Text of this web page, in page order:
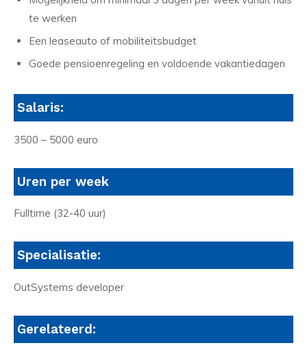
te werken
Een leaseauto of mobiliteitsbudget
Goede pensioenregeling en voldoende vakantiedagen
Salaris:
3500 – 5000 euro
Uren per week
Fulltime (32-40 uur)
Specialisatie:
OutSystems developer
Gerelateerd: